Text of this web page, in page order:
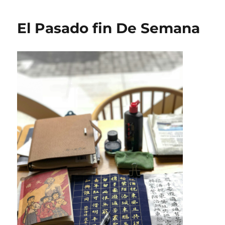
El Pasado fin De Semana